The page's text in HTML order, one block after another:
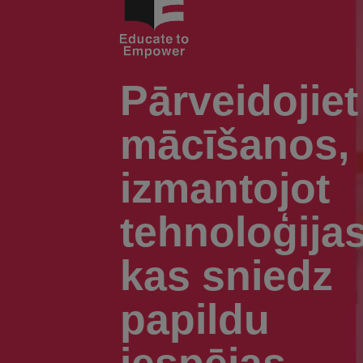
Pārveidojiet
mācīšanos,
izmantojot
kas sniedz
papildu